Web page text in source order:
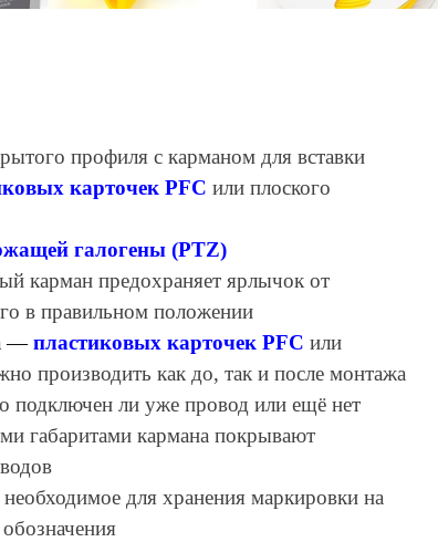
профиля с карманом для вставки
карточек PFC или плоского
галогены (PTZ)
карман предохраняет ярлычок от
в правильном положении
— пластиковых карточек PFC или
производить как до, так и после монтажа
подключен ли уже провод или ещё нет
габаритами кармана покрывают
для хранения маркировки на